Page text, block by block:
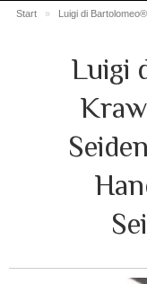
Start »
Luigi di
Luigi